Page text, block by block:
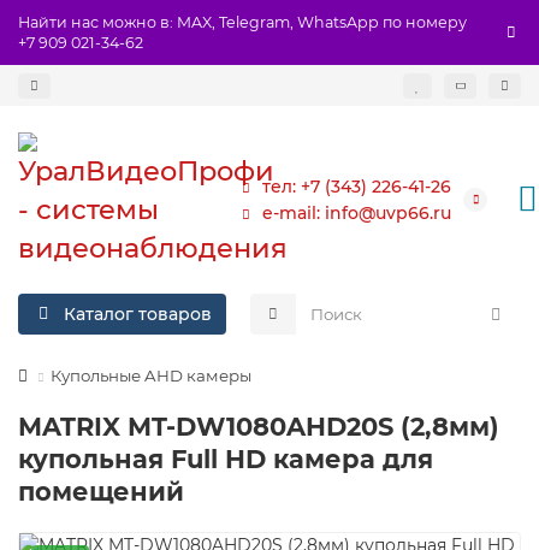
Найти нас можно в: MAX, Telegram, WhatsApp по номеру
+7 909 021-34-62
тел: +7 (343) 226-41-26
e-mail: info@uvp66.ru
Каталог товаров
Купольные AHD камеры
MATRIX MT-DW1080AHD20S (2,8мм)
купольная Full HD камера для
помещений